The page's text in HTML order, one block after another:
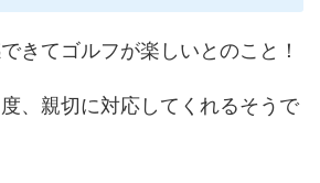
きてゴルフが楽しいとのこと！
、親切に対応してくれるそうで